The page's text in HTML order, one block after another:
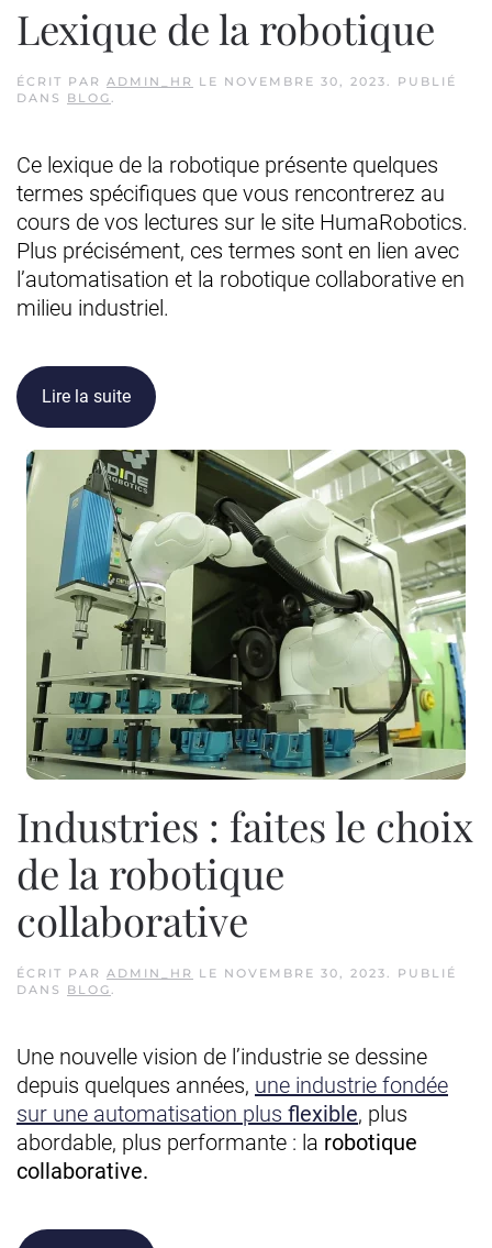
Lexique de la robotique
ÉCRIT PAR ADMIN_HR LE NOVEMBRE 30, 2023. PUBLIÉ
DANS BLOG.
Ce lexique de la robotique présente quelques
termes spécifiques que vous rencontrerez au
cours de vos lectures sur le site HumaRobotics.
Plus précisément, ces termes sont en lien avec
l’automatisation et la robotique collaborative en
milieu industriel.
Lire la suite
Industries : faites le choix
de la robotique
collaborative
ÉCRIT PAR ADMIN_HR LE NOVEMBRE 30, 2023. PUBLIÉ
DANS BLOG.
Une nouvelle vision de l’industrie se dessine
depuis quelques années, une industrie fondée
sur une automatisation plus flexible, plus
abordable, plus performante : la robotique
collaborative.